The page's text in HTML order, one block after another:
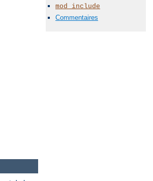
mod_include
Commentaires